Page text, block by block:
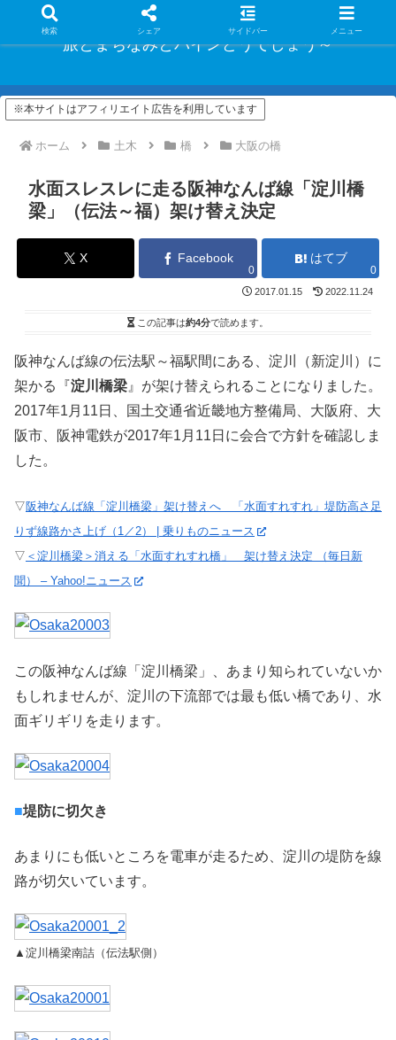
旅とまちなみとパインどうでしょう～
※本サイトはアフィリエイト広告を利用しています
ホーム 土木 橋 大阪の橋
水面スレスレに走る阪神なんば線「淀川橋
梁」（伝法～福）架け替え決定
X Facebook
0
はてブ
0
2017.01.15 2022.11.24
この記事は約4分で読めます。
阪神なんば線の伝法駅～福駅間にある、淀川（新淀川）に
架かる『淀川橋梁 』が架け替えられることになりました。
2017年1月11日、国土交通省近畿地方整備局、大阪府、大
阪市、阪神電鉄が2017年1月11日に会合で方針を確認しま
した。
▽阪神なんば線「淀川橋梁」架け替えへ 「水面すれすれ」堤防高さ足
りず線路かさ上げ（1／2） | 乗りものニュース
▽ ＜淀川橋梁＞消える「水面すれすれ橋」 架け替え決定 （毎日新
聞） – Yahoo!ニュース
この阪神なんば線「淀川橋梁」、あまり知られていないか
もしれませんが、淀川の下流部では最も低い橋であり、水
面ギリギリを走ります。
■堤防に切欠き
あまりにも低いところを電車が走るため、淀川の堤防を線
路が切欠いています。
▲淀川橋梁南詰（伝法駅側）
検索 シェア サイドバー メニュー